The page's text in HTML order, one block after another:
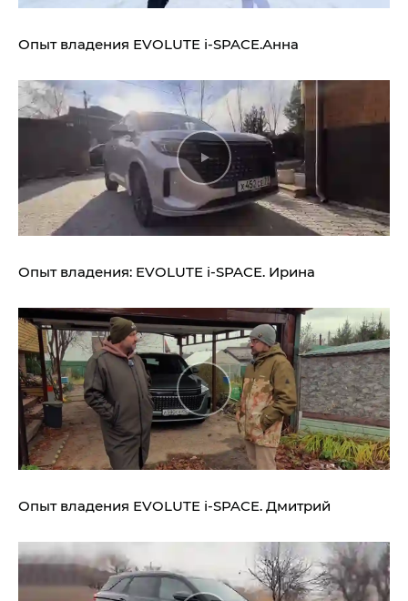
Опыт владения EVOLUTE i‑SPACE.Анна
Опыт владения: EVOLUTE i‑SPACE. Ирина
Опыт владения EVOLUTE i‑SPACE. Дмитрий